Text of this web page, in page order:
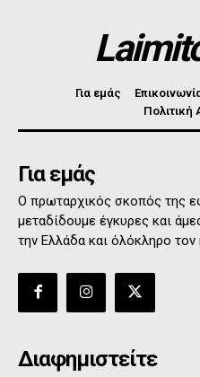
Για εμάς
Πολιτική
Για εμάς
Ο πρωταρχικός σκοπός της
μεταδίδουμε έγκυρες και
την Ελλάδα και όλόκληρο τον
Διαφημιστείτε